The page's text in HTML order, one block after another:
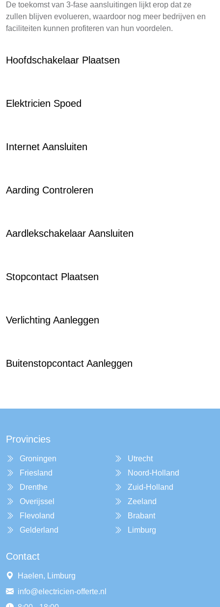
De toekomst van 3-fase aansluitingen lijkt erop dat ze
zullen blijven evolueren, waardoor nog meer bedrijven en
faciliteiten kunnen profiteren van hun voordelen.
Hoofdschakelaar Plaatsen
Elektricien Spoed
Internet Aansluiten
Aarding Controleren
Aardlekschakelaar Aansluiten
Stopcontact Plaatsen
Verlichting Aanleggen
Buitenstopcontact Aanleggen
Provincies
Groningen
Friesland
Drenthe
Overijssel
Flevoland
Gelderland
Utrecht
Noord-Holland
Zuid-Holland
Zeeland
Brabant
Limburg
Contact
Haelen, Limburg
info@electricien-offerte.nl